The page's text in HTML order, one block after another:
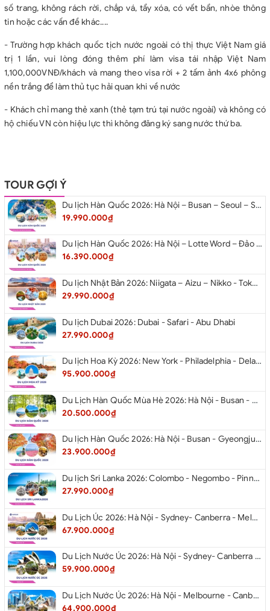
số trang, không rách rời, chắp vá, tẩy xóa, có vết bẩn, nhòe thông
tin hoặc các vấn đề khác....
- Trường hợp khách quốc tịch nước ngoài có thị thực Việt Nam giá
trị 1 lần, vui lòng đóng thêm phí làm visa tái nhập Việt Nam
1,100,000VNĐ/khách và mang theo visa rời + 2 tấm ảnh 4x6 phông
nền trắng để làm thủ tục hải quan khi về nước
- Khách chỉ mang thẻ xanh (thẻ tạm trú tại nước ngoài) và không có
hộ chiếu VN còn hiệu lực thì không đăng ký sang nước thứ ba.
TOUR GỢI Ý
Du lịch Hàn Quốc 2026: Hà Nội – Busan – Seoul – Starfiled – Lotte Worf
19.990.000₫
Du lịch Hàn Quốc 2026: Hà Nội – Lotte Word – Đảo Nami – Làng Cổ Hanok Bukchon
16.390.000₫
Du lịch Nhật Bản 2026: Niigata – Aizu – Nikko - Tokyo – Niigata từ Hà Nội
29.990.000₫
Du lịch Dubai 2026: Dubai - Safari - Abu Dhabi
27.990.000₫
Du lịch Hoa Kỳ 2026: New York - Philadelphia - Delaware - Washington D.C. - Las Vegas - Red Rock Canyon - Quận Cam - Santa Monica - Hollywood - San Diego - Los Angeles.
95.900.000₫
Du Lịch Hàn Quốc Mùa Hè 2026: Hà Nội - Busan - Gyeongju - Seoul - Đảo Nami - Tàu Điện Ven Biển Haeundae - Cầu Kính Oryukdo - Làng Văn Hóa Huinnyeoul
20.500.000₫
Du lịch Hàn Quốc 2026: Hà Nội - Busan - Gyeongju - Seoul - Đảo Nami - Tàu Điện Ven Biển Haeundae - Cỏ Hồng Muhly - Làng Văn Hóa Huinnyeoul
23.900.000₫
Du lịch Sri Lanka 2026: Colombo - Negombo - Pinnawala - Kandy - Kalutara - Nuwara - Eliya
27.990.000₫
Du Lịch Úc 2026: Hà Nội - Sydney- Canberra - Melbourne - Hà Nội
67.900.000₫
Du Lịch Nước Úc 2026: Hà Nội - Sydney- Canberra - Melbourne - Hà Nội
59.900.000₫
Du Lịch Nước Úc 2026: Hà Nội - Melbourne - Canberra - Sydney - Hà Nội
64.900.000₫